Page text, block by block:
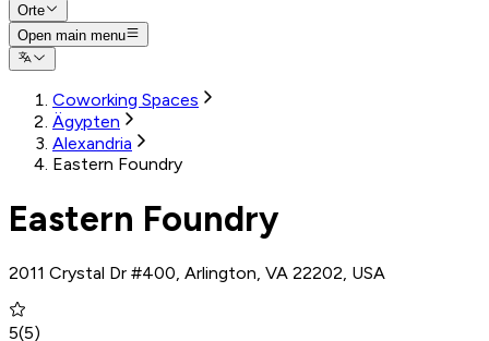
Orte
Open main menu
Coworking Spaces
Ägypten
Alexandria
Eastern Foundry
Eastern Foundry
2011 Crystal Dr #400, Arlington, VA 22202, USA
5(5)